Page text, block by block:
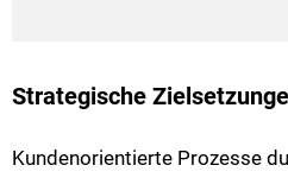
Strategische
Kundenorientierte Prozesse